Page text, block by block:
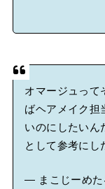
オマージュって
ばヘアメイク担
いのにしたいん
として参考にし
— まこじーめ